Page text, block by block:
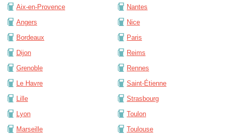
Aix-en-Provence
Angers
Bordeaux
Dijon
Grenoble
Le Havre
Lille
Lyon
Marseille
Nantes
Nice
Paris
Reims
Rennes
Saint-Étienne
Strasbourg
Toulon
Toulouse